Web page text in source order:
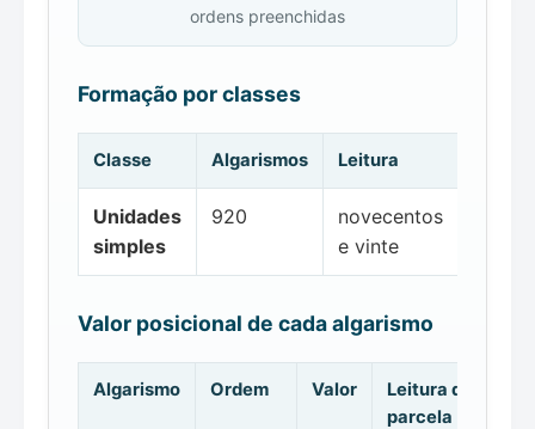
ordens preenchidas
Formação por classes
Classe Algarismos Leitura
Unidades
simples
920
novecentos
e vinte
Valor posicional de cada algarismo
Algarismo Ordem Valor
Leitura da
parcela